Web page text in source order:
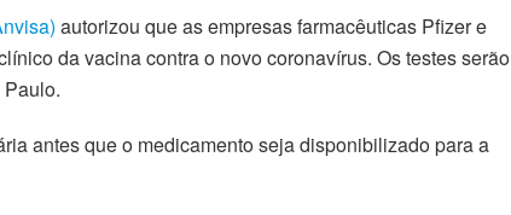
autorizou que as empresas farmacêuticas Pfizer e
da vacina contra o novo coronavírus. Os testes serão
antes que o medicamento seja disponibilizado para a